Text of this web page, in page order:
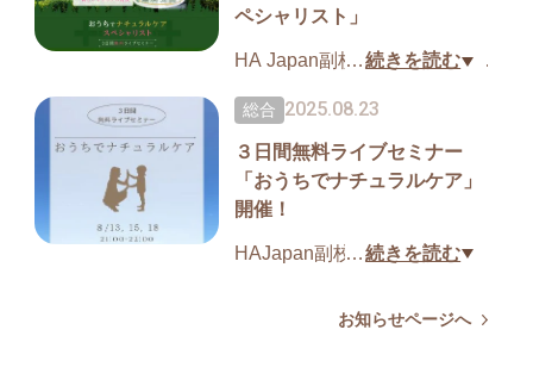
gDetail.php?scd=0000214695
ゃるんです。
ね↓↓
https://home.tsuku2.jp/storeBlo
gDetail.php?scd=0000214695
&amp;amp;no=24686
2クール目となる今回はリアル
参加者さんが少なかったので
澤元先生とこの距離でお話で
きるとても貴重な機会となり
ました！
質問にあがっていた、ポテン
シーの変遷やパラケルススと
アックな話もとても詳細に調
ペシャリスト」
HA Japan副校長の八代朋子ホ
メオパスが
3日間の無料Liveセミナー
「おうちでナチュナルケアス
ペシャリスト」
を開催します。
フルケアとして
…続きを読む
総合 2025.08.23
３日間無料ライブセミナー
「おうちでナチュラルケア」
開催！
HAJapan副校長の八代ホメオ
3日間の無料Liveセミナー
…続きを読む
お知らせページへ